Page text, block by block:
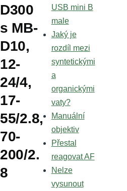
D300
s MB-
D10,
12-
24/4,
17-
55/2.8,
70-
200/2.
8
USB mini B
male
Jaký je
rozdíl mezi
syntetickými
a
organickými
vaty?
Manuální
objektiv
Přestal
reagovat AF
Nelze
vysunout